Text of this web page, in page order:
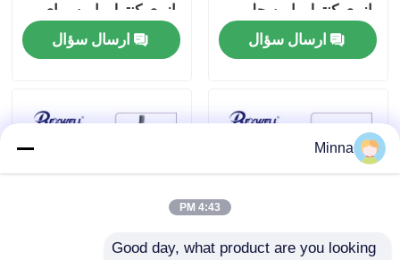
کنترل کیفیت
اخبار
درخواست نقل قول
بازوی کنترل پایین جلو
عقب برای Range Rover
Land Roverارسال سؤال
بازوی کنترل پایین برای
Range Rover Land
Rover
ارسال سؤال
Minna
4:43 PM
Good day, what product are you looking